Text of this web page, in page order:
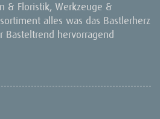
& Floristik, Werkzeuge &
alles was das Bastlerherz
hervorragend